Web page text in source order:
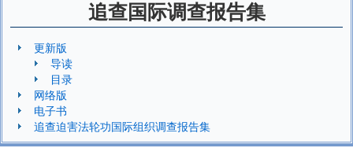
追查国际调查报告集
更新版
导读
目录
网络版
电子书
追查迫害法轮功国际组织调查报告集